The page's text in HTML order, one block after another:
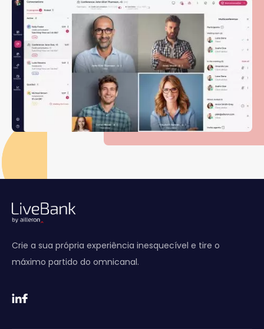
Crie a sua própria experiência inesquecível e tire o
máximo partido do omnicanal.